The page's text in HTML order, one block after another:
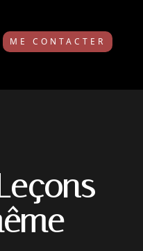
ME CONTACTER